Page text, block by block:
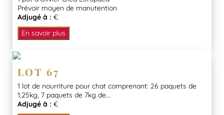
Prévoir moyen de manutention
Adjugé à : €
En savoir plus
LOT 67
1 lot de nourriture pour chat comprenant: 26 paquets de
1,25kg, 7 paquets de 7kg de...
Adjugé à : €